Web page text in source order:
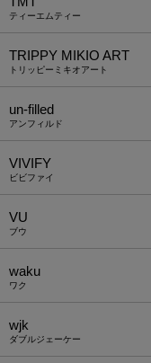
ティーエムティー
TRIPPY MIKIO ART
トリッピーミキオアート
un-filled
アンフィルド
VIVIFY
ビビファイ
VU
ブウ
waku
ワク
wjk
ダブルジェーケー